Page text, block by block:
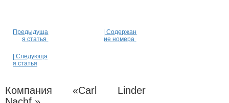
Предыдуща
я статья
| Содержан
ие номера
| Следующа
я статья
Компания «Carl Linder